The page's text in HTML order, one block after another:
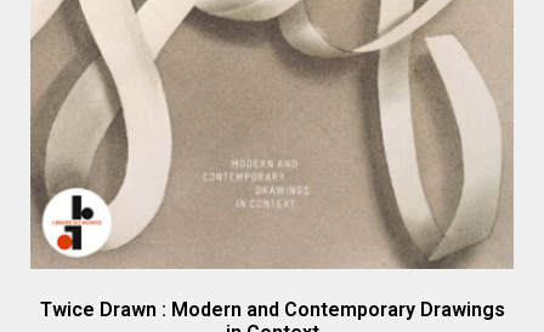
Twice Drawn : Modern and Contemporary Drawings